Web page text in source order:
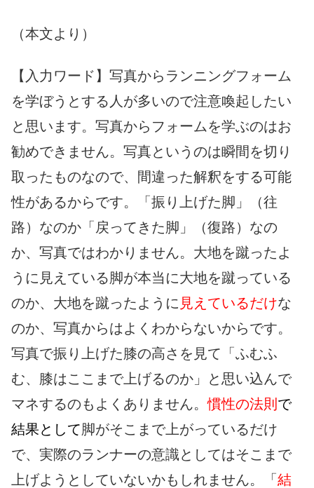
（本文より）
【入力ワード】写真からランニングフォーム
を学ぼうとする人が多いので注意喚起したい
と思います。写真からフォームを学ぶのはお
勧めできません。写真というのは瞬間を切り
取ったものなので、間違った解釈をする可能
性があるからです。「振り上げた脚」（往
路）なのか「戻ってきた脚」（復路）なの
か、写真ではわかりません。大地を蹴ったよ
うに見えている脚が本当に大地を蹴っている
のか、大地を蹴ったように 見えているだけな
のか、写真からはよくわからないからです。
写真で振り上げた膝の高さを見て「ふむふ
む、膝はここまで上げるのか」と思い込んで
マネするのもよくありません。慣性の法則 で
結果として脚がそこまで上がっているだけ
で、実際のランナーの意識としてはそこまで
上げようとしていないかもしれません。「 結